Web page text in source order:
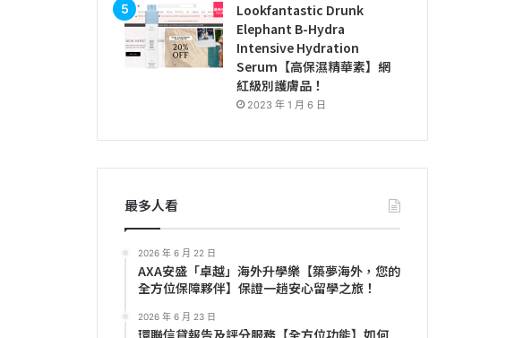
Lookfantastic Drunk
Elephant B-Hydra
Intensive Hydration
Serum【高保濕精華素】網
紅級別護膚品！
2023 年 1 月 6 日
最多人看
2026 年 6 月 22 日
AXA安盛「卓越」海外升學樂【築夢海外，您的
全方位保障夥伴】保證一趟安心留學之旅！
2026 年 6 月 23 日